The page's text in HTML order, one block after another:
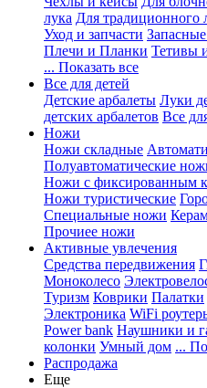
лука Для традиционного
Уход и запчасти
Плечи и Планки Тетивы
... Показать все
Все для детей
Детские арбалеты Луки
детских арбалетов Все
Ножи
Ножи складные
Полуавтоматические
Ножи с фиксированным
Ножи туристические
Специальные ножи
Прочиее ножи
Активные увлечения
Средства передвижения
Моноколесо
Туризм Коврики Палатки
Электроника WiFi
Power bank Наушники и
колонки Умный дом ...
Распродажа
Еще